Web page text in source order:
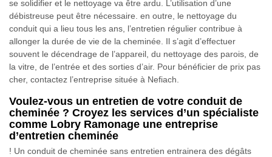
se solidifier et le nettoyage va être ardu. L’utilisation d’une
débistreuse peut être nécessaire. en outre, le nettoyage du
conduit qui a lieu tous les ans, l’entretien régulier contribue à
allonger la durée de vie de la cheminée. Il s’agit d’effectuer
souvent le décendrage de l’appareil, du nettoyage des parois, de
la vitre, de l’entrée et des sorties d’air. Pour bénéficier de prix pas
cher, contactez l’entreprise située à Nefiach.
Voulez-vous un entretien de votre conduit de
cheminée ? Croyez les services d’un spécialiste
comme Lobry Ramonage une entreprise
d’entretien cheminée
! Un conduit de cheminée sans entretien entrainera des dégâts